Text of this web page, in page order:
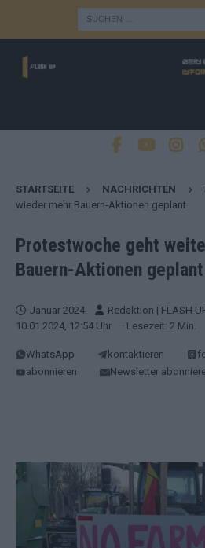
STARTSEITE NACHRICHTEN
wieder mehr Bauern-Aktionen geplant
Protestwoche geht
Bauern-Aktionen geplant
Januar 2024 Redaktion | FLASH
10.01.2024, 12:54 Uhr
· Lesezeit: 2 Min.
WhatsApp kontaktieren
abonnieren
Newsletter